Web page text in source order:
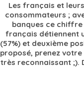
Les français et
consommateurs ;
banques ce chiffre
français détiennent
(57%) et deuxième
proposé, prenez
très reconnaissant ;).